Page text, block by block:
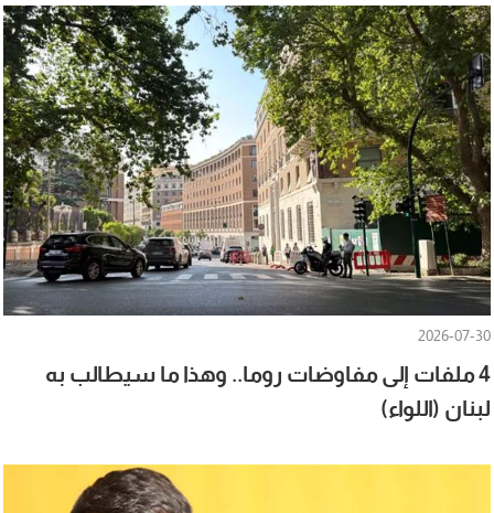
2026-07-30
4 ملفات إلى مفاوضات روما.. وهذا ما سيطالب به
لبنان (اللواء)